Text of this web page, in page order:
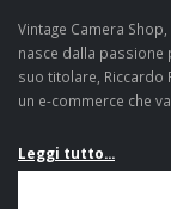
Vintage Camera
nasce dalla passione
suo titolare, Riccardo
un e-commerce che
Leggi tutto...